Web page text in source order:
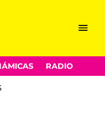
Menu
RADIO